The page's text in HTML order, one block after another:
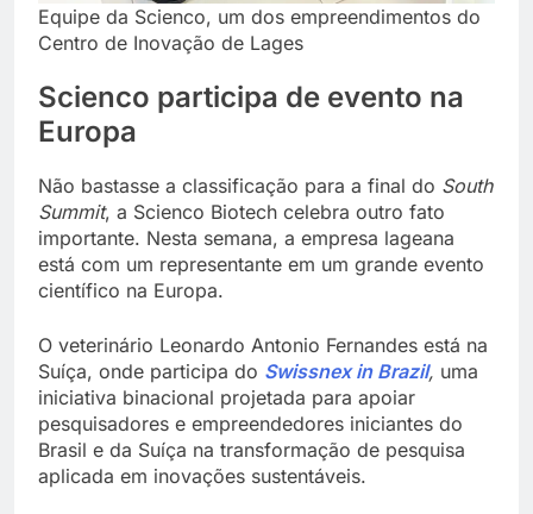
Equipe da Scienco, um dos empreendimentos do
Centro de Inovação de Lages
Scienco participa de evento na
Europa
Não bastasse a classificação para a final do South
Summit, a Scienco Biotech celebra outro fato
importante. Nesta semana, a empresa lageana
está com um representante em um grande evento
científico na Europa.
O veterinário Leonardo Antonio Fernandes está na
Suíça, onde participa do Swissnex in Brazil, uma
iniciativa binacional projetada para apoiar
pesquisadores e empreendedores iniciantes do
Brasil e da Suíça na transformação de pesquisa
aplicada em inovações sustentáveis.